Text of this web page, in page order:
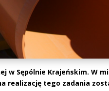
w Sępólnie Krajeńskim. W
realizację tego zadania